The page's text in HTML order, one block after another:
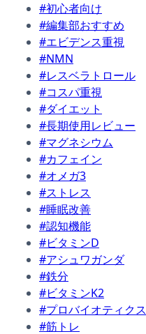
#初心者向け
#編集部おすすめ
#エビデンス重視
#NMN
#レスベラトロール
#コスパ重視
#ダイエット
#長期使用レビュー
#マグネシウム
#カフェイン
#オメガ3
#ストレス
#睡眠改善
#認知機能
#ビタミンD
#アシュワガンダ
#鉄分
#ビタミンK2
#プロバイオティクス
#筋トレ